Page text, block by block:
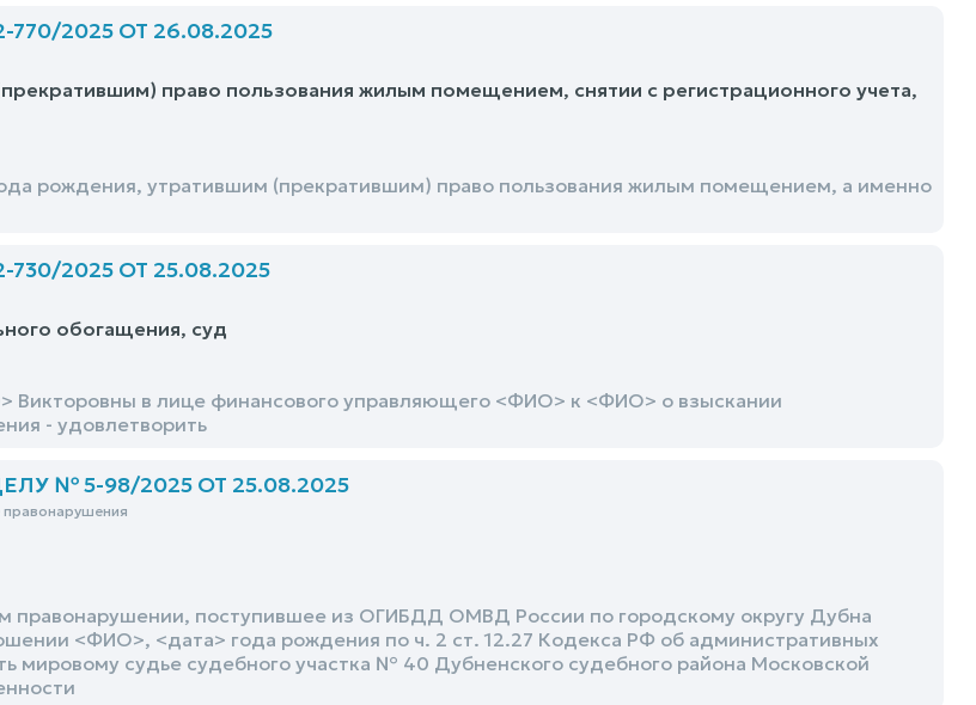
2025 ОТ 26.08.2025
право пользования жилым помещением, снятии с регистрационного учета,
рождения, утратившим (прекратившим) право пользования жилым помещением, а именно
2025 ОТ 25.08.2025
обогащения, суд
Викторовны в лице финансового управляющего <ФИО> к <ФИО> о взыскании
- удовлетворить
№ 5-98/2025 ОТ 25.08.2025
правонарушении, поступившее из ОГИБДД ОМВД России по городскому округу Дубна
<ФИО>, <дата> года рождения по ч. 2 ст. 12.27 Кодекса РФ об административных
мировому судье судебного участка № 40 Дубненского судебного района Московской